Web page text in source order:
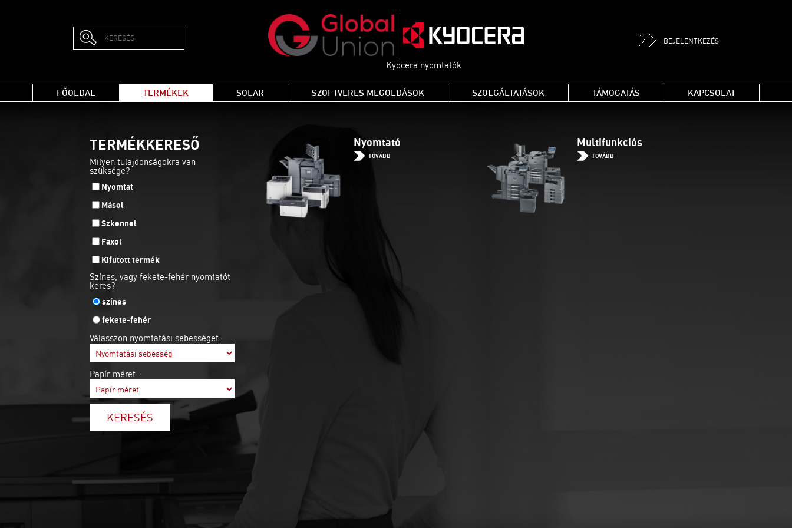
Kyocera nyomtatók
BEJELENTKEZÉS
FŐOLDAL TERMÉKEK SOLAR SZOFTVERES MEGOLDÁSOK SZOLGÁLTATÁSOK TÁMOGATÁS KAPCSOLAT
TERMÉKKERESŐ
Milyen tulajdonságokra van
szüksége?
Nyomtat
Másol
Szkennel
Faxol
Kifutott termék
Színes, vagy fekete-fehér nyomtatót
keres?
színes
fekete-fehér
Válasszon nyomtatási sebességet:
Papír méret:
KERESÉS
Nyomtató
TOVÁBB
Multifunkciós
TOVÁBB